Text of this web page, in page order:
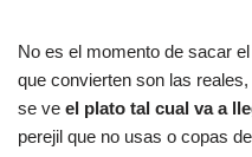
No es el momento de sacar
que convierten son las
se ve el plato tal cual va a
perejil que no usas o copas